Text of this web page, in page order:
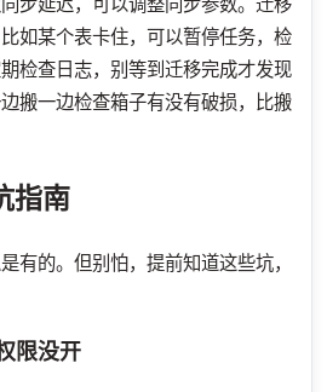
步延迟，可以调整同步参数。迁移
如某个表卡住，可以暂停任务，检
检查日志，别等到迁移完成才发现
搬一边检查箱子有没有破损，比搬
指南
有的。但别怕，提前知道这些坑，
限没开